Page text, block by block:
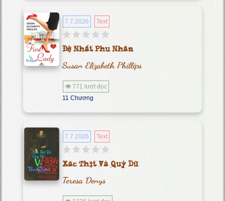
7.7.2026 Text
Đệ Nhất Phu Nhân
Susan Elizabeth Phillips
👁 771 lượt đọc
11 Chương
7.7.2026 Text
Xác Thịt Và Quỷ Dữ
Teresa Denys